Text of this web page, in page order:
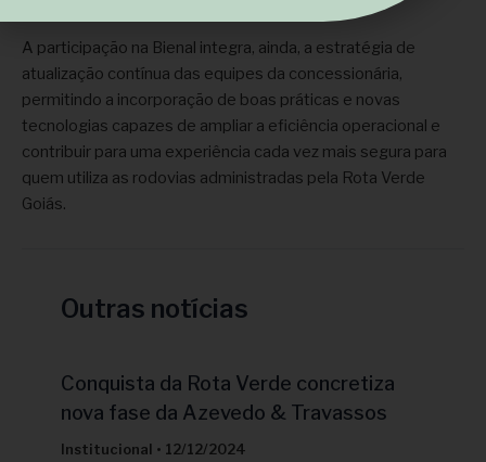
A participação na Bienal integra, ainda, a estratégia de
atualização contínua das equipes da concessionária,
permitindo a incorporação de boas práticas e novas
tecnologias capazes de ampliar a eficiência operacional e
contribuir para uma experiência cada vez mais segura para
quem utiliza as rodovias administradas pela Rota Verde
Goiás.
Outras notícias
Conquista da Rota Verde concretiza
nova fase da Azevedo & Travassos
Institucional • 12/12/2024